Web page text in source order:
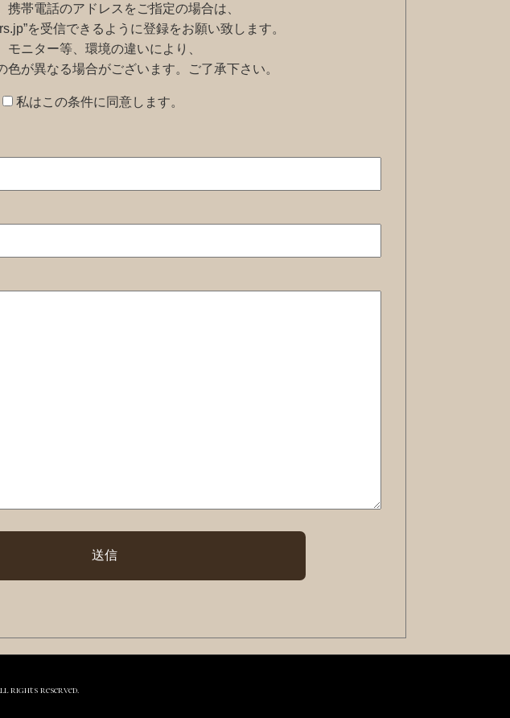
携帯電話のアドレスをご指定の場合は、
を受信できるように登録をお願い致します。
モニター等、環境の違いにより、
色が異なる場合がございます。ご了承下さい。
私はこの条件に同意します。
rights reserved.